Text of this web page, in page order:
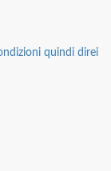
quindi direi